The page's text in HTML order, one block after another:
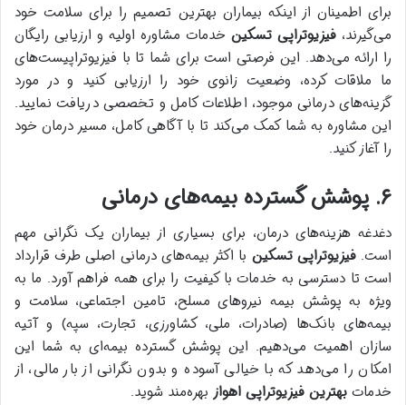
برای اطمینان از اینکه بیماران بهترین تصمیم را برای سلامت خود
می‌گیرند، فیزیوتراپی تسکین خدمات مشاوره اولیه و ارزیابی رایگان
را ارائه می‌دهد. این فرصتی است برای شما تا با فیزیوتراپیست‌های
ما ملاقات کرده، وضعیت زانوی خود را ارزیابی کنید و در مورد
گزینه‌های درمانی موجود، اطلاعات کامل و تخصصی دریافت نمایید.
این مشاوره به شما کمک می‌کند تا با آگاهی کامل، مسیر درمان خود
را آغاز کنید.
۶. پوشش گسترده بیمه‌های درمانی
دغدغه هزینه‌های درمان، برای بسیاری از بیماران یک نگرانی مهم
است.فیزیوتراپی تسکین با اکثر بیمه‌های درمانی اصلی طرف قرارداد
است تا دسترسی به خدمات با کیفیت را برای همه فراهم آورد. ما به
ویژه به پوشش بیمه نیروهای مسلح، تامین اجتماعی، سلامت و
بیمه‌های بانک‌ها (صادرات، ملی، کشاورزی، تجارت، سپه) و آتیه
سازان اهمیت می‌دهیم. این پوشش گسترده بیمه‌ای به شما این
امکان را می‌دهد که با خیالی آسوده و بدون نگرانی از بار مالی، از
خدمات بهترین فیزیوتراپی اهواز بهره‌مند شوید.